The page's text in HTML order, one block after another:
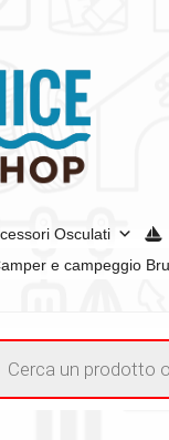
Osculati
e campeggio
generali
Wishlist